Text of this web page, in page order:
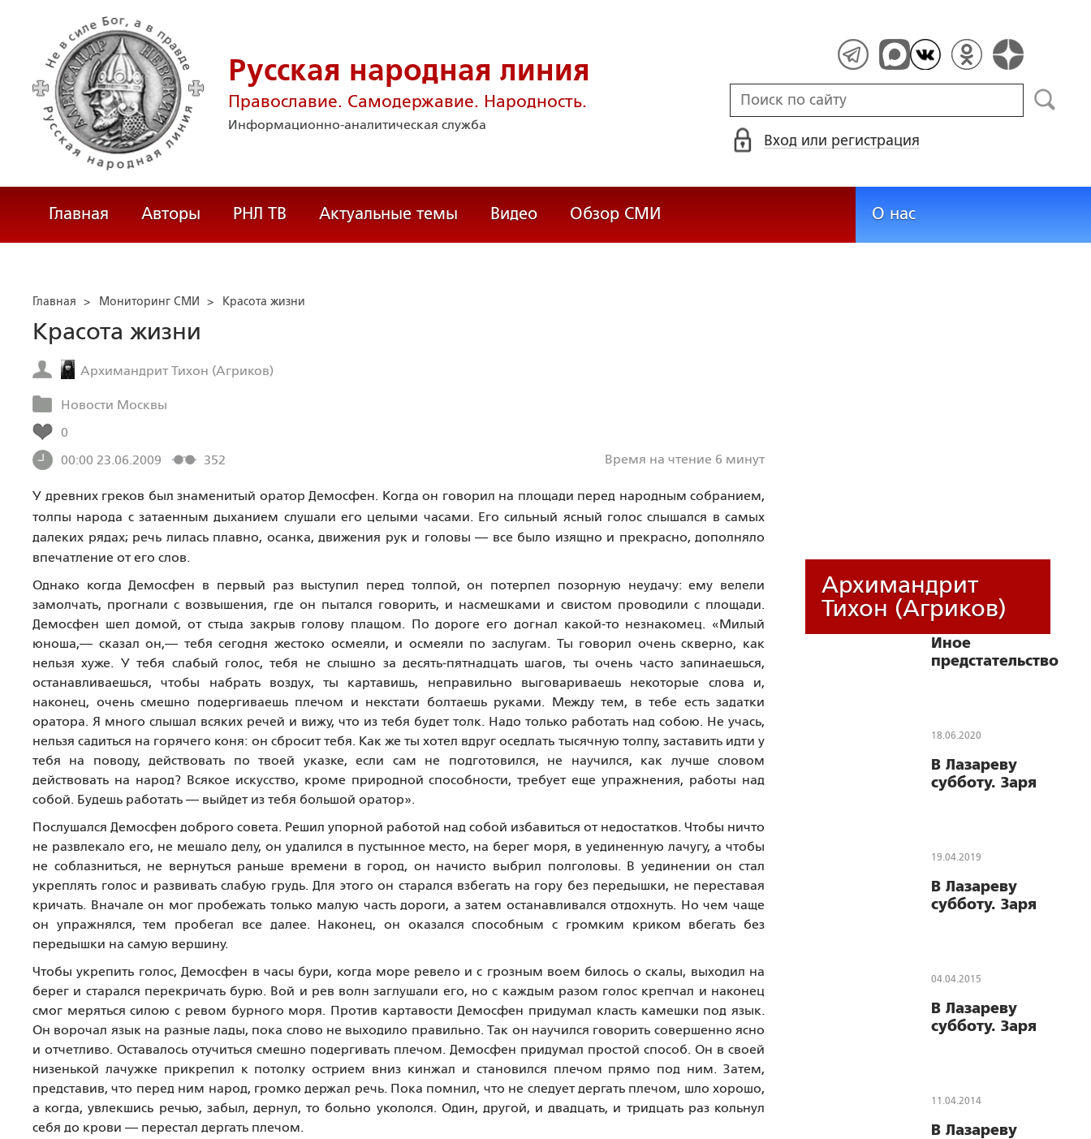
Русская народная линия
Православие. Самодержавие. Народность.
Информационно-аналитическая служба
Вход или регистрация
Главная Авторы РНЛ ТВ Актуальные темы Видео Обзор СМИ О нас
Главная > Мониторинг СМИ > Красота жизни
Красота жизни
Архимандрит Тихон (Агриков)
Новости Москвы
0
00:00 23.06.2009
352 Время на чтение 6 минут
У древних греков был знаменитый оратор Демосфен. Когда он говорил на площади перед народным собранием,
толпы народа с затаенным дыханием слушали его целыми часами. Его сильный ясный голос слышался в самых
далеких рядах; речь лилась плавно, осанка, движения рук и головы — все было изящно и прекрасно, дополняло
впечатление от его слов.
Однако когда Демосфен в первый раз выступил перед толпой, он потерпел позорную неудачу: ему велели
замолчать, прогнали с возвышения, где он пытался говорить, и насмешками и свистом проводили с площади.
Демосфен шел домой, от стыда закрыв голову плащом. По дороге его догнал какой-то незнакомец. «Милый
юноша,— сказал он,— тебя сегодня жестоко осмеяли, и осмеяли по заслугам. Ты говорил очень скверно, как
нельзя хуже. У тебя слабый голос, тебя не слышно за десять-пятнадцать шагов, ты очень часто запинаешься,
останавливаешься, чтобы набрать воздух, ты картавишь, неправильно выговариваешь некоторые слова и,
наконец, очень смешно подергиваешь плечом и некстати болтаешь руками. Между тем, в тебе есть задатки
оратора. Я много слышал всяких речей и вижу, что из тебя будет толк. Надо только работать над собою. Не учась,
нельзя садиться на горячего коня: он сбросит тебя. Как же ты хотел вдруг оседлать тысячную толпу, заставить идти у
тебя на поводу, действовать по твоей указке, если сам не подготовился, не научился, как лучше словом
действовать на народ? Всякое искусство, кроме природной способности, требует еще упражнения, работы над
собой. Будешь работать — выйдет из тебя большой оратор».
Послушался Демосфен доброго совета. Решил упорной работой над собой избавиться от недостатков. Чтобы ничто
не развлекало его, не мешало делу, он удалился в пустынное место, на берег моря, в уединенную лачугу, а чтобы
не соблазниться, не вернуться раньше времени в город, он начисто выбрил полголовы. В уединении он стал
укреплять голос и развивать слабую грудь. Для этого он старался взбегать на гору без передышки, не переставая
кричать. Вначале он мог пробежать только малую часть дороги, а затем останавливался отдохнуть. Но чем чаще
он упражнялся, тем пробегал все далее. Наконец, он оказался способным с громким криком вбегать без
передышки на самую вершину.
Чтобы укрепить голос, Демосфен в часы бури, когда море ревело и с грозным воем билось о скалы, выходил на
берег и старался перекричать бурю. Вой и рев волн заглушали его, но с каждым разом голос крепчал и наконец
смог меряться силою с ревом бурного моря. Против картавости Демосфен придумал класть камешки под язык.
Он ворочал язык на разные лады, пока слово не выходило правильно. Так он научился говорить совершенно ясно
и отчетливо. Оставалось отучиться смешно подергивать плечом. Демосфен придумал простой способ. Он в своей
низенькой лачужке прикрепил к потолку острием вниз кинжал и становился плечом прямо под ним. Затем,
представив, что перед ним народ, громко держал речь. Пока помнил, что не следует дергать плечом, шло хорошо,
а когда, увлекшись речью, забыл, дернул, то больно укололся. Один, другой, и двадцать, и тридцать раз кольнул
себя до крови — перестал дергать плечом.
Архимандрит
Тихон (Агриков)
Иное
предстательство
18.06.2020
В Лазареву
субботу. Заря
19.04.2019
В Лазареву
субботу. Заря
04.04.2015
В Лазареву
субботу. Заря
11.04.2014
В Лазареву